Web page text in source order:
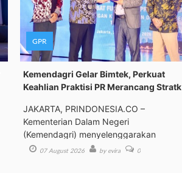
GPR
Kemendagri Gelar Bimtek, Perkuat
Keahlian Praktisi PR Merancang Stratk
JAKARTA, PRINDONESIA.CO –
Kementerian Dalam Negeri
(Kemendagri) menyelenggarakan
Bimbingan Tek
07 August 2026 by evira 0